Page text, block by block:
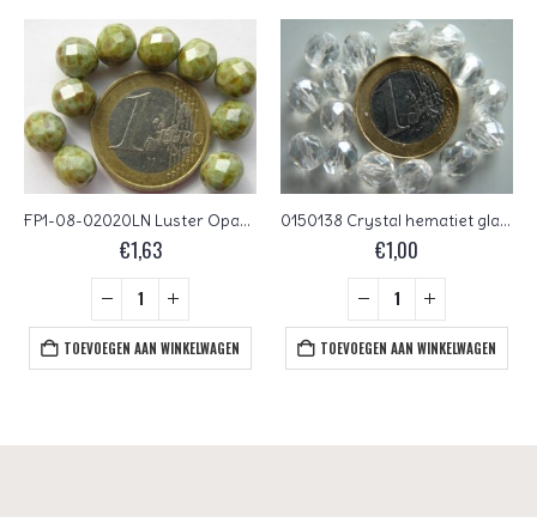
FP1-08-02020LN Luster Opaque Green Czech Glass Facet Firepolish 8 mm 15 stuks
€1,63
TOEVOEGEN AAN WINKELWAGEN
0150138 Crystal hematiet glans Czech Glass Facet Firepolish 8 mm 15 stuks
€1,00
TOEVOEGEN AAN WINKELWAGEN